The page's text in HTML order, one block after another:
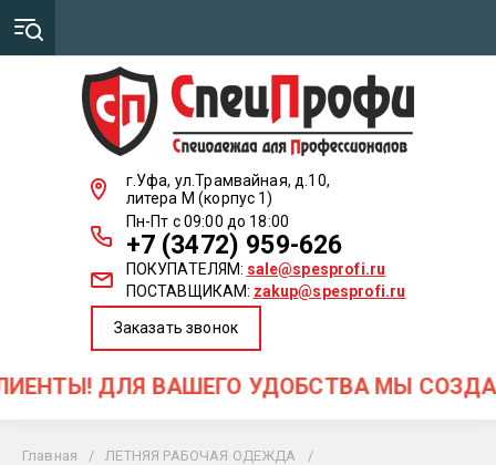
г.Уфа, ул.Трамвайная, д.10,
литера М (корпус 1)
Пн-Пт с 09:00 до 18:00
+7 (3472) 959-626
ПОКУПАТЕЛЯМ: sale@spesprofi.ru
ПОСТАВЩИКАМ: zakup@spesprofi.ru
Заказать звонок
ДЛЯ ВАШЕГО УДОБСТВА МЫ
Главная / ЛЕТНЯЯ РАБОЧАЯ ОДЕЖДА
/